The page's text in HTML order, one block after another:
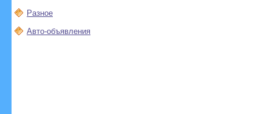
Разное
Авто-объявления